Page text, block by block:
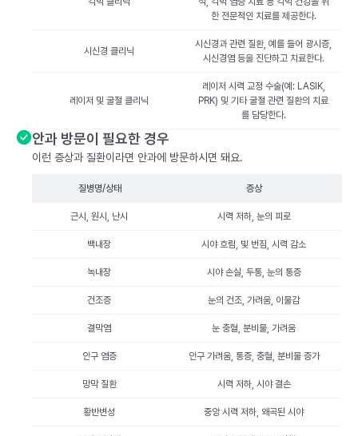
한 전문적인 치료를 제공한다.
시신경 클리닉
시신경과 관련 질환, 예를 들어 광시증,
시신경염 등을 진단하고 치료한다.
레이저 및 굴절 클리닉
레이저 시력 교정 수술(예: LASIK,
PRK) 및 기타 굴절 관련 질환의 치료
를 담당한다.
안과 방문이 필요한 경우
이런 증상과 질환이라면 안과에 방문하시면 돼요.
질병명/상태 증상
근시, 원시, 난시 시력 저하, 눈의 피로
백내장 시야 흐림, 빛 번짐, 시력 감소
녹내장 시야 손실, 두통, 눈의 통증
건조증 눈의 건조, 가려움, 이물감
결막염 눈 충혈, 분비물, 가려움
안구 염증 안구 가려움, 통증, 충혈, 분비물 증가
망막 질환 시력 저하, 시야 결손
황반변성 중앙 시력 저하, 왜곡된 시야